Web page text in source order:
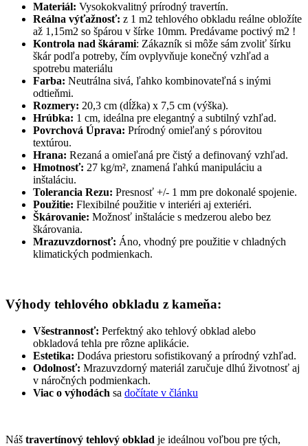
Materiál: Vysokokvalitný prírodný travertín.
Reálna výťažnosť: z 1 m2 tehlového obkladu reálne obložíte
až 1,15m2 so špárou v šírke 10mm. Predávame poctivý m2 !
Kontrola nad škárami: Zákazník si môže sám zvoliť šírku
škár podľa potreby, čím ovplyvňuje konečný vzhľad a
spotrebu materiálu
Farba: Neutrálna sivá, ľahko kombinovateľná s inými
odtieňmi.
Rozmery: 20,3 cm (dĺžka) x 7,5 cm (výška).
Hrúbka: 1 cm, ideálna pre elegantný a subtilný vzhľad.
Povrchová Úprava: Prírodný omieľaný s pórovitou
textúrou.
Hrana: Rezaná a omieľaná pre čistý a definovaný vzhľad.
Hmotnosť: 27 kg/m², znamená ľahkú manipuláciu a
inštaláciu.
Tolerancia Rezu: Presnosť +/- 1 mm pre dokonalé spojenie.
Použitie: Flexibilné použitie v interiéri aj exteriéri.
Škárovanie: Možnosť inštalácie s medzerou alebo bez
škárovania.
Mrazuvzdornosť: Áno, vhodný pre použitie v chladných
klimatických podmienkach.
Výhody tehlového obkladu z kameňa:
Všestrannosť: Perfektný ako tehlový obklad alebo
obkladová tehla pre rôzne aplikácie.
Estetika: Dodáva priestoru sofistikovaný a prírodný vzhľad.
Odolnosť: Mrazuvzdorný materiál zaručuje dlhú životnosť aj
v náročných podmienkach.
Viac o výhodách sa dočítate v článku
Náš travertínový tehlový obklad je ideálnou voľbou pre tých,